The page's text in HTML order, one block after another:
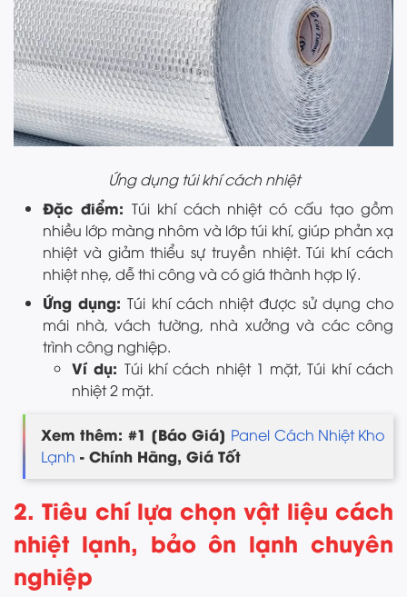
Ứng dụng túi khí cách nhiệt
Đặc điểm: Túi khí cách nhiệt có cấu tạo gồm
nhiều lớp màng nhôm và lớp túi khí, giúp phản xạ
nhiệt và giảm thiểu sự truyền nhiệt. Túi khí cách
nhiệt nhẹ, dễ thi công và có giá thành hợp lý.
Ứng dụng:Túi khí cách nhiệt được sử dụng cho
mái nhà, vách tường, nhà xưởng và các công
trình công nghiệp.
Ví dụ: Túi khí cách nhiệt 1 mặt, Túi khí cách
nhiệt 2 mặt.
Xem thêm: #1 [Báo Giá] Panel Cách Nhiệt Kho
Lạnh - Chính Hãng, Giá Tốt
2. Tiêu chí lựa chọn vật liệu cách
nhiệt lạnh, bảo ôn lạnh chuyên
nghiệp